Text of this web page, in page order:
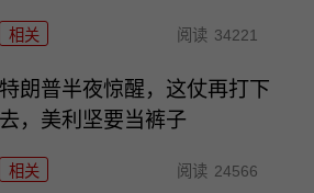
相关 阅读 34221
特朗普半夜惊醒，这仗再打下
去，美利坚要当裤子
相关 阅读 24566